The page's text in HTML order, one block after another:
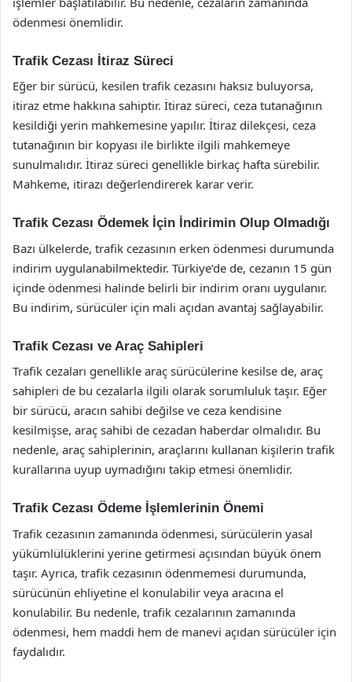
ödenmesi önemlidir.
Trafik Cezası İtiraz Süreci
Eğer bir sürücü, kesilen trafik cezasını haksız buluyorsa,
itiraz etme hakkına sahiptir. İtiraz süreci, ceza tutanağının
kesildiği yerin mahkemesine yapılır. İtiraz dilekçesi, ceza
tutanağının bir kopyası ile birlikte ilgili mahkemeye
sunulmalıdır. İtiraz süreci genellikle birkaç hafta sürebilir.
Mahkeme, itirazı değerlendirerek karar verir.
Trafik Cezası Ödemek İçin İndirimin Olup Olmadığı
Bazı ülkelerde, trafik cezasının erken ödenmesi durumunda
indirim uygulanabilmektedir. Türkiye’de de, cezanın 15 gün
içinde ödenmesi halinde belirli bir indirim oranı uygulanır.
Bu indirim, sürücüler için mali açıdan avantaj sağlayabilir.
Trafik Cezası ve Araç Sahipleri
Trafik cezaları genellikle araç sürücülerine kesilse de, araç
sahipleri de bu cezalarla ilgili olarak sorumluluk taşır. Eğer
bir sürücü, aracın sahibi değilse ve ceza kendisine
kesilmişse, araç sahibi de cezadan haberdar olmalıdır. Bu
nedenle, araç sahiplerinin, araçlarını kullanan kişilerin trafik
kurallarına uyup uymadığını takip etmesi önemlidir.
Trafik Cezası Ödeme İşlemlerinin Önemi
Trafik cezasının zamanında ödenmesi, sürücülerin yasal
yükümlülüklerini yerine getirmesi açısından büyük önem
taşır. Ayrıca, trafik cezasının ödenmemesi durumunda,
sürücünün ehliyetine el konulabilir veya aracına el
konulabilir. Bu nedenle, trafik cezalarının zamanında
ödenmesi, hem maddi hem de manevi açıdan sürücüler için
faydalıdır.